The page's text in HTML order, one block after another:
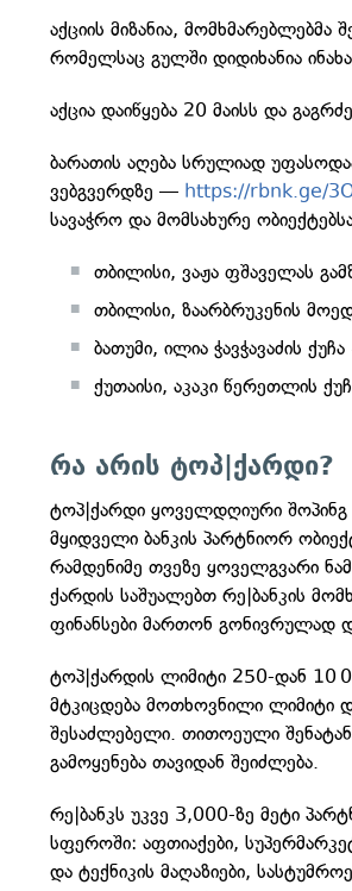
აქციის მიზანია,
რომელსაც გულში დიდიხანია
აქცია დაიწყება 20 მაისს და
ბარათის აღება სრულიად
ვებგვერდზე — https://rbnk.ge/
სავაჭრო და მომსახურე
თბილისი, ვაჟა ფშაველას
თბილისი, ზაარბრუკენის
ბათუმი, ილია ჭავჭავაძის
ქუთაისი, აკაკი წერეთლის
რა არის ტოპ|ქარდი?
ტოპ|ქარდი ყოველდღიური შოპინგ
მყიდველი ბანკის პარტნიორ
რამდენიმე თვეზე ყოველგვარი
ქარდის საშუალებთ რე|ბანკის
ფინანსები მართონ გონივრულად
ტოპ|ქარდის ლიმიტი 250-დან 10
მტკიცდება მოთხოვნილი ლიმიტი
შესაძლებელი. თითოეული
გამოყენება თავიდან შეიძლება.
რე|ბანკს უკვე 3,000-ზე მეტი
სფეროში: აფთიაქები,
და ტექნიკის მაღაზიები,